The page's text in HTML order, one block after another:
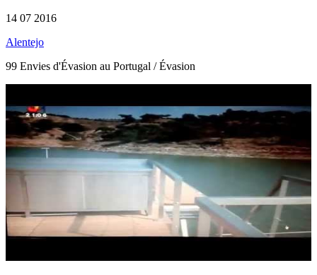
14 07 2016
Alentejo
99 Envies d'Évasion au Portugal / Évasion